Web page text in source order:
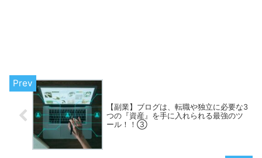
【副業】ブログは、転職や独立に必要な3
つの『資産』を手に入れられる最強のツ
ール！！③